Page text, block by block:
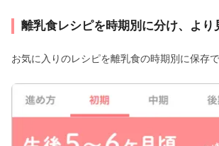
離乳食レシピを時期別に分け、より
お気に入りのレシピを離乳食の時期別に保存で